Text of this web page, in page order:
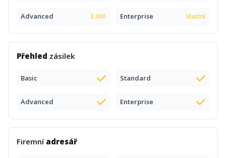
Advanced 3,000 Enterprise Vlastní
Přehled zásilek
Basic Standard
Advanced Enterprise
Firemní adresář